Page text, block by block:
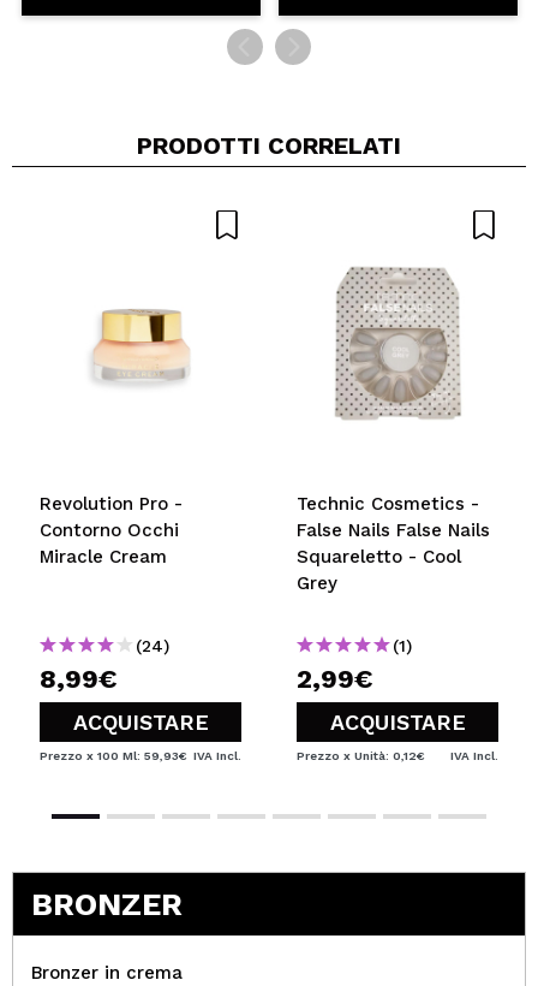
PRODOTTI CORRELATI
Revolution Pro -
Contorno Occhi
Miracle Cream
(24)
8,99€
ACQUISTARE
Prezzo x 100 Ml: 59,93€ IVA Incl.
Technic Cosmetics -
False Nails False Nails
Squareletto - Cool
Grey
(1)
2,99€
ACQUISTARE
Prezzo x Unità: 0,12€ IVA Incl.
BRONZER
Bronzer in crema